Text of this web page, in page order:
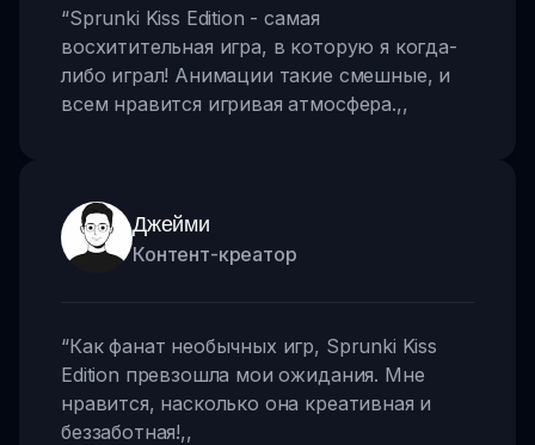
“Sprunki Kiss Edition - самая
восхитительная игра, в которую я когда-
либо играл! Анимации такие смешные, и
всем нравится игривая атмосфера.,,
Джейми
Контент-креатор
“Как фанат необычных игр, Sprunki Kiss
Edition превзошла мои ожидания. Мне
нравится, насколько она креативная и
беззаботная!,,